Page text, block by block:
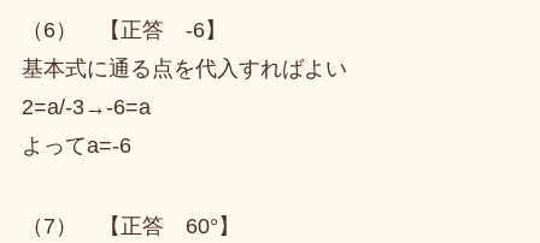
（6） 【正答 -6】
基本式に通る点を代入すればよい
2=a/-3→-6=a
よってa=-6
（7） 【正答 60°】